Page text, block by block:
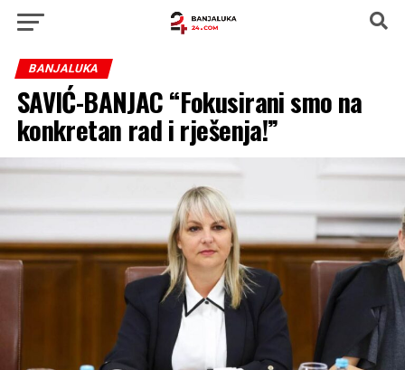
BANJALUKA
SAVIĆ-BANJAC “Fokusirani smo na
konkretan rad i rješenja!”